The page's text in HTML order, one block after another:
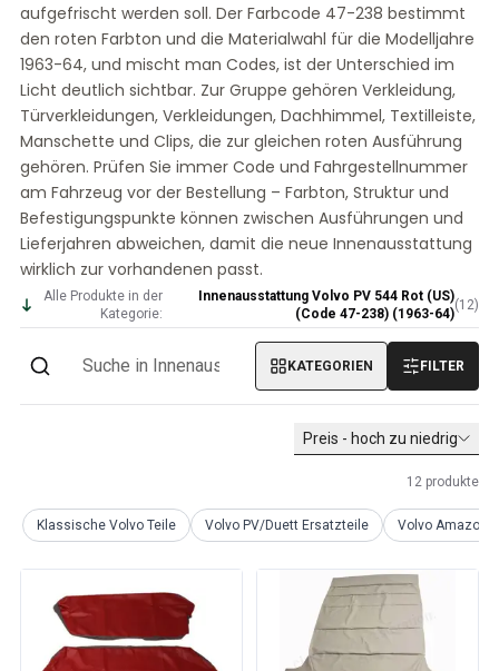
Volvo PV/Duett InnenausstattungsErsatzteile
PV/Duett Karosserie
Volvo PV/Duett Getriebe/Hinterradaufhängung
Volvo PV/Duett Kühlsystem
Volvo PV/Duett-MotorenErsatzteile
Volvo PV/Duett Sonstiges
Volvo PV/Duett Motor Drosselklappengestänge
Volvo PV/Duett-Heizung/Frischluft
Volvo PV/Duett Räder/Nabenkappen
Volvo Amazon Ersatzteile
Volvo Amazon KarosserieErsatzteile
Volvo Amazon Bremssystem
Volvo Amazon Kühlsystem
Volvo Amazon Elektrische Geräte
Volvo Amazon MotorenErsatzteile
Volvo Amazon Motor Drosselklappengestänge
Volvo Amazon Kraftstoff-/Auspuffanlage
Volvo Amazon Heizgerät/Frischluft
Volvo Amazon Getriebe/Hinterradaufhängung
Volvo Amazon Verschiedene Ersatzteile
Volvo Amazon Räder/Nabenkappen
Volvo 1800 Ersatzteile
Volvo 1800 Bremsanlage
aufgefrischt werden soll. Der Farbcode 47-238 bestimmt
den roten Farbton und die Materialwahl für die Modelljahre
1963-64, und mischt man Codes, ist der Unterschied im
Licht deutlich sichtbar. Zur Gruppe gehören Verkleidung,
Türverkleidungen, Verkleidungen, Dachhimmel, Textilleiste,
Manschette und Clips, die zur gleichen roten Ausführung
gehören. Prüfen Sie immer Code und Fahrgestellnummer
am Fahrzeug vor der Bestellung – Farbton, Struktur und
Befestigungspunkte können zwischen Ausführungen und
Lieferjahren abweichen, damit die neue Innenausstattung
wirklich zur vorhandenen passt.
Alle Produkte in der
Kategorie:
Innenausstattung Volvo PV 544 Rot (US)
(Code 47-238) (1963-64)
(12)
KATEGORIEN FILTER
Preis - hoch zu niedrig
12 produkte
Klassische Volvo Teile Volvo PV/Duett Ersatzteile Volvo Amazon